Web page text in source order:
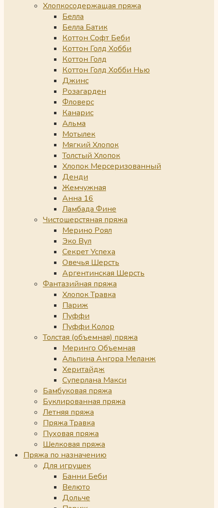
Хлопкосодержащая пряжа
Белла
Белла Батик
Коттон Софт Беби
Коттон Голд Хобби
Коттон Голд
Коттон Голд Хобби Нью
Джинс
Розагарден
Фловерс
Канарис
Альма
Мотылек
Мягкий Хлопок
Толстый Хлопок
Хлопок Мерсеризованный
Денди
Жемчужная
Анна 16
Ламбада Фине
Чистошерстяная пряжа
Мерино Роял
Эко Вул
Секрет Успеха
Овечья Шерсть
Аргентинская Шерсть
Фантазийная пряжа
Хлопок Травка
Париж
Пуффи
Пуффи Колор
Толстая (объемная) пряжа
Меринго Объемная
Альпина Ангора Меланж
Херитайдж
Суперлана Макси
Бамбуковая пряжа
Буклированная пряжа
Летняя пряжа
Пряжа Травка
Пуховая пряжа
Шелковая пряжа
Пряжа по назначению
Для игрушек
Банни Беби
Велюто
Дольче